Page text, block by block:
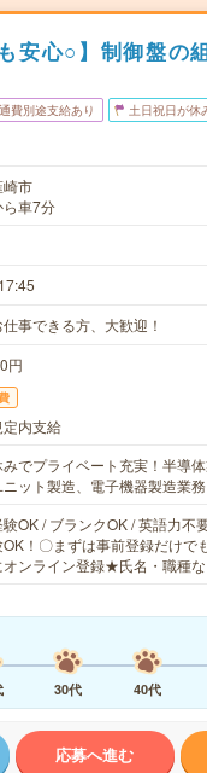
安心○】制御盤の
費別途支給あり 土日祝日が休
崎市
車7分
事できる方、大歓迎！
円
内支給
みでプライベート充実！半導
ニット製造、電子機器製造業
OK / ブランクOK / 英語力不
！〇まずは事前登録だけで
オンライン登録★氏名・職種
30代 40代
応募へ進む